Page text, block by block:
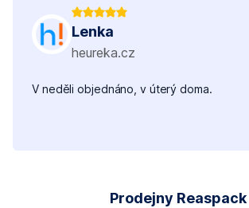
Lenka
heureka.cz
V neděli objednáno, v úterý doma.
Prodejny Reaspack